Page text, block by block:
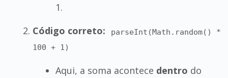
1.
Código correto:
parseInt(Math.random() *
100 + 1)
Aqui, a soma acontece dentro do